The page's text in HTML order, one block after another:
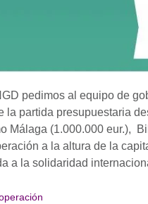
pedimos al equipo de
la partida presupuestaria
Málaga (1.000.000 eur.),
a la altura de la
a la solidaridad